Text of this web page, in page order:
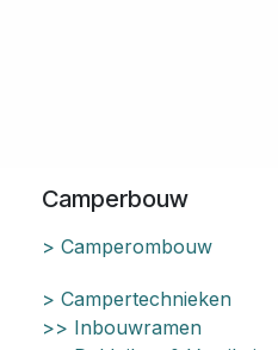
Camperbouw
> Camperombouw
> Campertechnieken
>> Inbouwramen